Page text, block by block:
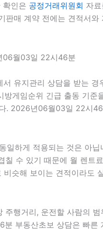
인은 공정거래위원회 자
판매 계약 전에는 견적서
06월03일 22시46분
유지관리 상담을 받는
게임순위 긴급 출동 기
. 2026년06월03일 22시
일하게 적용되는 것은 아
수 있기 때문에 월 렌
슷해 보이는 견적이라도
행거리, 운전할 사람의
부동산초보 상담은 빠